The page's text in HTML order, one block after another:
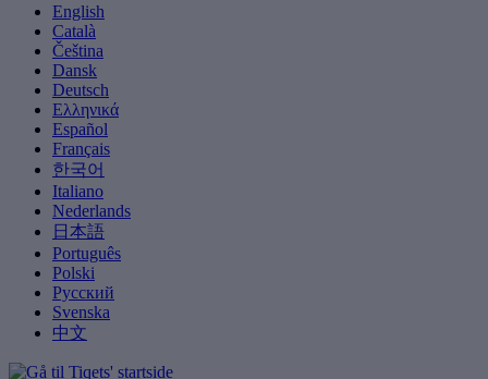
English
Català
Čeština
Dansk
Deutsch
Ελληνικά
Español
Français
한국어
Italiano
Nederlands
日本語
Português
Polski
Русский
Svenska
中文